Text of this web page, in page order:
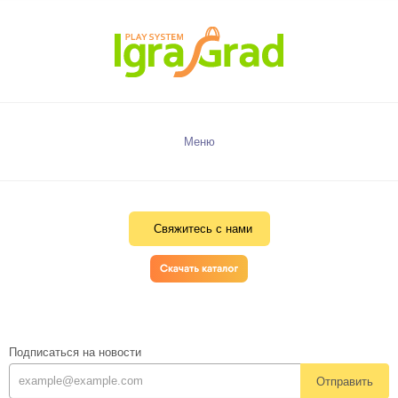
Меню
Свяжитесь с нами
Подписаться на новости
Отправить